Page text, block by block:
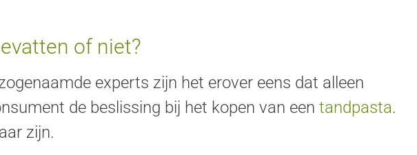
of niet?
experts zijn het erover eens dat alleen
de beslissing bij het kopen van een tandpasta.
zijn.